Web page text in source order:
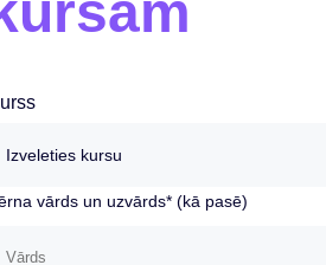
kursam
vārds un uzvārds* (kā pasē)